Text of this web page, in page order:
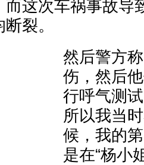
而这次车祸事故导
裂。
然后警方
伤，然后
行呼气测
所以我当
候，我的
是在“杨小